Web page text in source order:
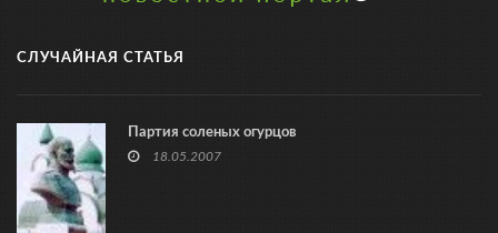
СЛУЧАЙНАЯ СТАТЬЯ
Партия соленых огурцов
18.05.2007